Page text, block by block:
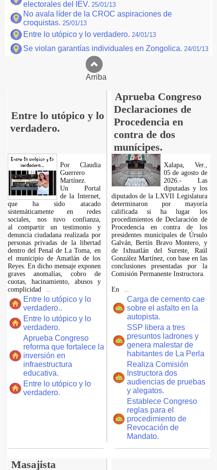
electorales del IEV. 25/01/13
No avala líder de la CROC aspiraciones de
croquistas. 25/01/13
Entre lo utópico y lo verdadero. 24/01/13
Se violan garantías individuales en Zongolica. 24/01/13
Arriba
Entre lo utópico y lo
verdadero.
Aprueba Congreso
Declaraciones de
Procedencia en
contra de dos
munícipes.
Por Claudia
Guerrero
Martínez.
​Un Portal
de la Internet,
que ha sido atacado
sistemáticamente en redes
sociales, nos tuvo confianza,
al compartir un testimonio y
denuncia ciudadana realizada por
personas privadas de la libertad
dentro del Penal de La Toma, en
el municipio de Amatlán de los
Reyes. En dicho mensaje exponen
graves anomalías, cobro de
cuotas, hacinamiento, abusos y
complicidad
Entre lo utópico y lo
verdadero..
Entre lo utópico y lo
verdadero.
Aprueba Congreso
reforma que fortalece la
inversión en
infraestructura
educativa.
Entre lo utópico y lo
verdadero.
Xalapa, Ver.,
05 de agosto de
2026.- Las
diputadas y los
diputados de la LXVII Legislatura
determinaron por mayoría
calificada si ha lugar los
procedimientos de Declaración de
Procedencia en contra de los
presidentes municipales de Úrsulo
Galván, Bertín Bravo Montero, y
de Ixhuatlán del Sureste, Raúl
González Martínez, con base en las
conclusiones presentadas por la
Comisión Permanente Instructora.
En
Carga de cemento cae
sobre el asfalto en la
autopista.
SSP libera a tres
presuntos ladrones y
genera malestar de
habitantes de La Perla
Realiza Comisión
Instructora dos
audiencias de pruebas
y alegatos.
Establece Congreso
reglas para el
procedimiento de
Revocación de
Mandato.
Masajista